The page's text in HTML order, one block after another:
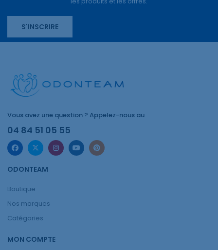
S'INSCRIRE
Vous avez une question ? Appelez-nous au
04 84 51 05 55
ODONTEAM
Boutique
Nos marques
Catégories
MON COMPTE